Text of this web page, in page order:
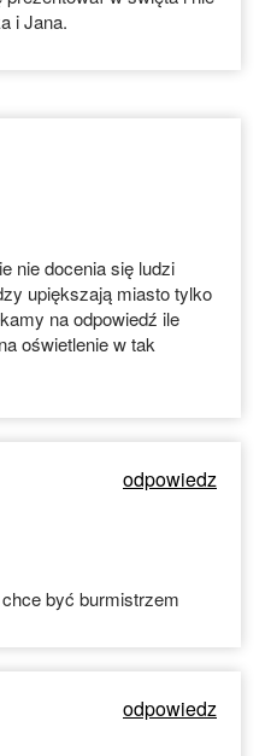
i Jana.
nie docenia się ludzi
upiększają miasto tylko
na odpowiedź ile
oświetlenie w tak
odpowiedz
być burmistrzem
odpowiedz